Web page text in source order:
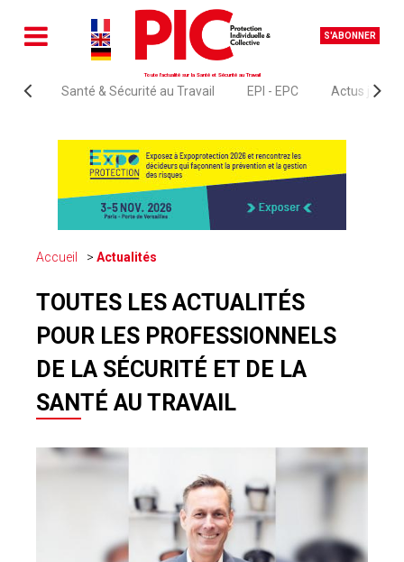
S'ABONNER
Toute l'actualité sur la Santé et Sécurité au Travail
Santé & Sécurité au Travail EPI - EPC Actus
Accueil Actualités
TOUTES LES ACTUALITÉS
POUR LES PROFESSIONNELS
DE LA SÉCURITÉ ET DE LA
SANTÉ AU TRAVAIL